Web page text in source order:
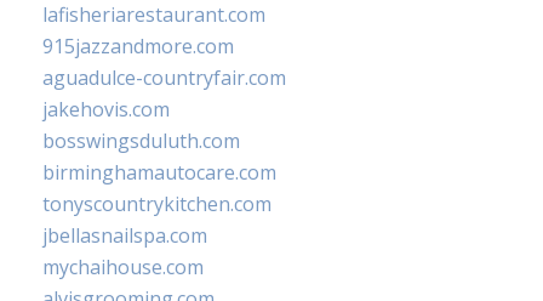
lafisheriarestaurant.com
915jazzandmore.com
aguadulce-countryfair.com
jakehovis.com
bosswingsduluth.com
birminghamautocare.com
tonyscountrykitchen.com
jbellasnailspa.com
mychaihouse.com